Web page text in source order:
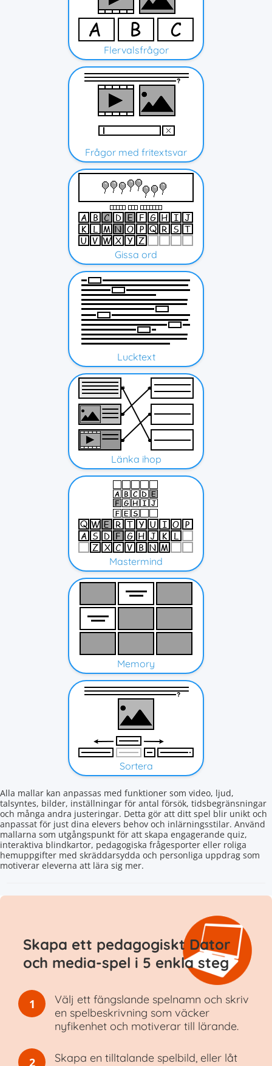
Flervalsfrågor
Frågor med fritextsvar
Gissa ord
Lucktext
Länka ihop
Mastermind
Memory
Sortera
Alla mallar kan anpassas med funktioner som video, ljud,
talsyntes, bilder, inställningar för antal försök, tidsbegränsningar
och många andra justeringar. Detta gör att ditt spel blir unikt och
anpassat för just dina elevers behov och inlärningsstilar. Använd
mallarna som utgångspunkt för att skapa engagerande quiz,
interaktiva blindkartor, pedagogiska frågesporter eller roliga
hemuppgifter med skräddarsydda och personliga uppdrag som
motiverar eleverna att lära sig mer.
Skapa ett pedagogiskt Dator
och media-spel i 5 enkla steg
1
Välj ett fängslande spelnamn och skriv
en spelbeskrivning som väcker
nyfikenhet och motiverar till lärande.
2
Skapa en tilltalande spelbild, eller låt